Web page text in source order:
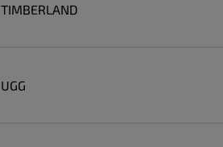
TIMBERLAND
UGG